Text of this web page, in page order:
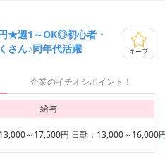
★週1～OK◎初心者・
さん♪同年代活躍
キープ
企業のイチオシポイント！
給与
～17,500円 日勤：13,000～